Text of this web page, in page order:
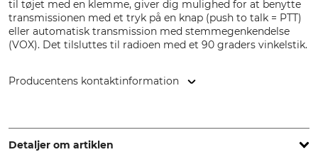
til tøjet med en klemme, giver dig mulighed for at benytte
transmissionen med et tryk på en knap (push to talk = PTT)
eller automatisk transmission med stemmegenkendelse
(VOX). Det tilsluttes til radioen med et 90 graders vinkelstik.
Producentens kontaktinformation
Germany, www.alan-electronics.de
Detaljer om artiklen